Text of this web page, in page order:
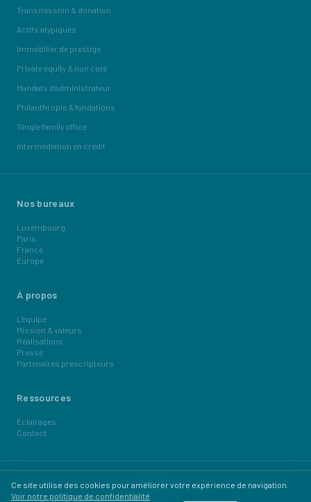
Ce site utilise des cookies pour améliorer votre expérience de navigation.
Voir notre politique de confidentialité
Transmission & donation
Actifs atypiques
Immobilier de prestige
Private equity & non coté
Mandats d'administrateur
Philanthropie & fondations
Single family office
Intermédiation en crédit
Nos bureaux
Luxembourg
Paris
France
Europe
À propos
L'équipe
Mission & valeurs
Réalisations
Presse
Partenaires prescripteurs
Ressources
Éclairages
Contact
© 2024,2026Odax Wealth Partners.Mentions légalesConfidentialité